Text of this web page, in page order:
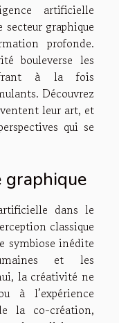
artificielle
graphique
profonde.
bouleverse les
à la fois
Découvrez
leur art, et
qui se
graphique
dans le
classique
symbiose inédite
et les
la créativité ne
à l’expérience
la co-création,